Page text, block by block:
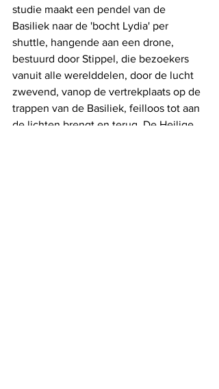
studie maakt een pendel van de
Basiliek naar de 'bocht Lydia' per
shuttle, hangende aan een drone,
bestuurd door Stippel, die bezoekers
vanuit alle werelddelen, door de lucht
zwevend, vanop de vertrekplaats op de
trappen van de Basiliek, feilloos tot aan
de lichten brengt en terug. De Heilige